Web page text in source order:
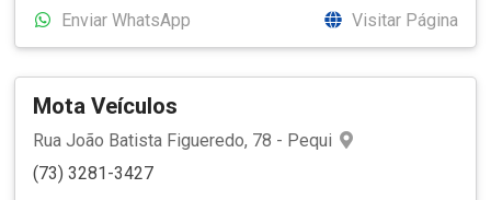
Enviar WhatsApp Visitar Página
Mota Veículos
Rua João Batista Figueredo, 78 - Pequi
(73) 3281-3427